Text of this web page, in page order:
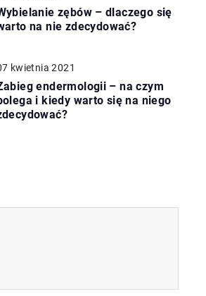
zębów – dlaczego się
na nie zdecydować?
kwietnia 2021
endermologii – na czym
i kiedy warto się na niego